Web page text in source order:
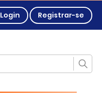
Login Registrar-se